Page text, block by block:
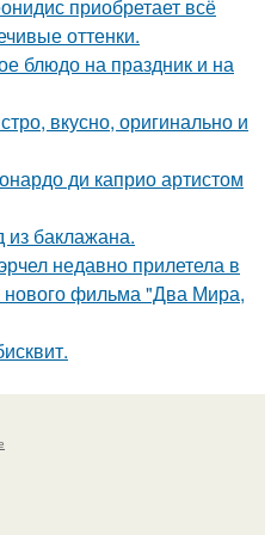
приобретает всё
оттенки.
блюдо на праздник и на
вкусно, оригинально и
ди каприо артистом
баклажана.
недавно прилетела в
нового фильма "Два Мира,